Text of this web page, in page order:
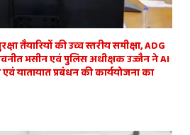
तैयारियों की उच्च स्तरीय समीक्षा, ADG
नवनीत भसीन एवं पुलिस अधीक्षक उज्जैन ने AI
यातायात प्रबंधन की कार्ययोजना का